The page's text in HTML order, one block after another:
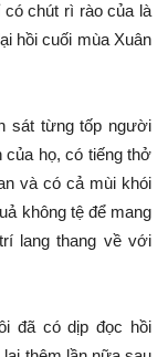
chút rì rào của là
hồi cuối mùa Xuân
sát từng tốp người
của họ, có tiếng thở
và có cả mùi khói
không tệ để mang
lang thang về với
đã có dịp đọc hồi